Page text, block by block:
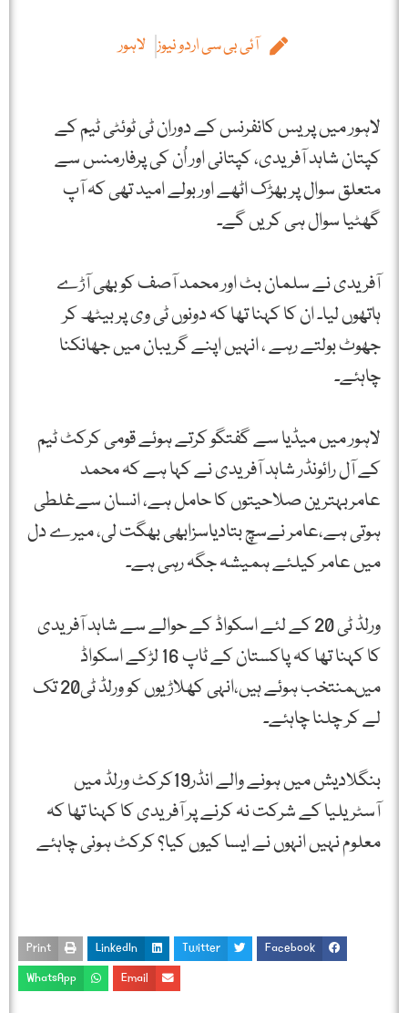
آئی بی سی اردو نیوز لاہور
لاہور میں پریس کانفرنس کے دوران ٹی ٹوئٹی ٹیم کے
کپتان شاہد آفریدی، کپتانی اور اُن کی پرفارمنس سے
متعلق سوال پر بھڑک اٹھے اور بولے امید تھی کہ آپ
گھٹیا سوال ہی کریں گے۔
آفریدی نے سلمان بٹ اور محمد آصف کو بھی آڑے
ہاتھوں لیا۔ ان کا کہنا تھا کہ دونوں ٹی وی پر بیٹھ کر
جھوٹ بولتے رہے ، انہیں اپنے گریبان میں جھانکنا
چاہئے۔
لاہور میں میڈیا سے گفتگو کرتے ہوئے قومی کرکٹ ٹیم
کے آل رائونڈر شاہد آفریدی نے کہا ہے کہ محمد
عامربہترین صلاحیتوں کا حامل ہے، انسان سےغلطی
ہوتی ہے،عامر نےسچ بتادیاسزابھی بھگت لی، میرے دل
میں عامر کیلئے ہمیشہ جگہ رہی ہے۔
ورلڈ ٹی 20 کے لئے اسکواڈ کے حوالے سے شاہد آفریدی
کا کہنا تھا کہ پاکستان کے ٹاپ 16 لڑکے اسکواڈ
میںمنتخب ہوئے ہیں،انہی کھلاڑیوں کو ورلڈ ٹی20 تک
لے کر چلنا چاہئے۔
بنگلادیش میں ہونے والے انڈر19کرکٹ ورلڈ میں
آسٹریلیا کے شرکت نہ کرنے پر آفریدی کا کہنا تھا کہ
معلوم نہیں انہوں نے ایسا کیوں کیا؟ کرکٹ ہونی چاہئے
Facebook
Twitter
LinkedIn
Print
Email
WhatsApp